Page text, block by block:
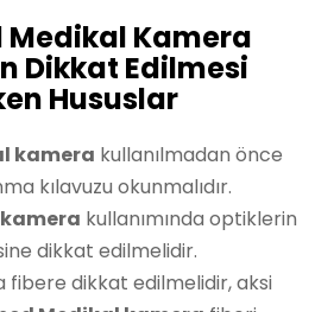
Kamera
Dikkat Edilmesi
Hususlar
kamera kullanılmadan önce
kılavuzu okunmalıdır.
kullanımında optiklerin
dikkat edilmelidir.
fibere dikkat edilmelidir, aksi